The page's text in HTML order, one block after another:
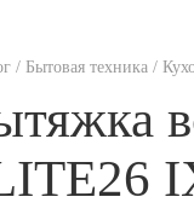
/ Бытовая техника /